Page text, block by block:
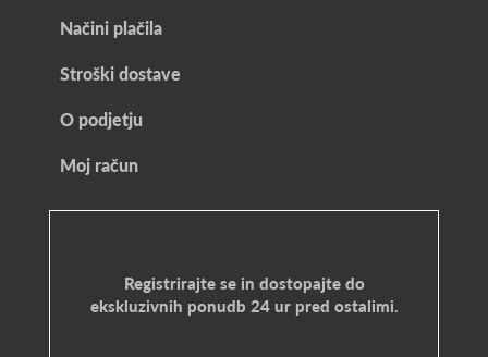
Načini plačila
Stroški dostave
O podjetju
Moj račun
Registrirajte se in dostopajte do
ekskluzivnih ponudb 24 ur pred ostalimi.